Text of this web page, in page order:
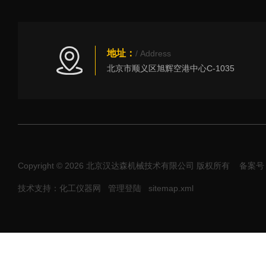
地址： / Address
北京市顺义区旭辉空港中心C-1035
Copyright © 2026 北京汉达森机械技术有限公司 版权所有 备案
技术支持：化工仪器网 管理登陆 sitemap.xml